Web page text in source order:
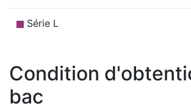
Série L
Condition
bac